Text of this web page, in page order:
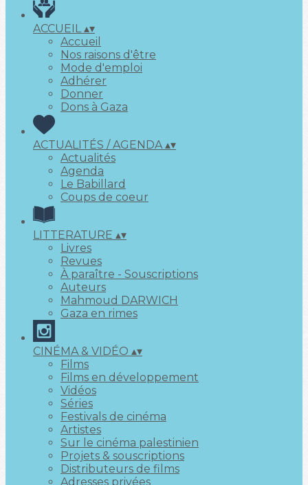
ACCUEIL▴▾
Accueil
Nos raisons d'être
Mode d'emploi
Adhérer
Donner
Dons à Gaza
ACTUALITÉS / AGENDA▴▾
Actualités
Agenda
Le Babillard
Coups de coeur
LITTERATURE ▴▾
Livres
Revues
À paraître - Souscriptions
Auteurs
Mahmoud DARWICH
Gaza en rimes
CINÉMA & VIDÉO ▴▾
Films
Films en développement
Vidéos
Séries
Festivals de cinéma
Artistes
Sur le cinéma palestinien
Projets & souscriptions
Distributeurs de films
Adresses privées